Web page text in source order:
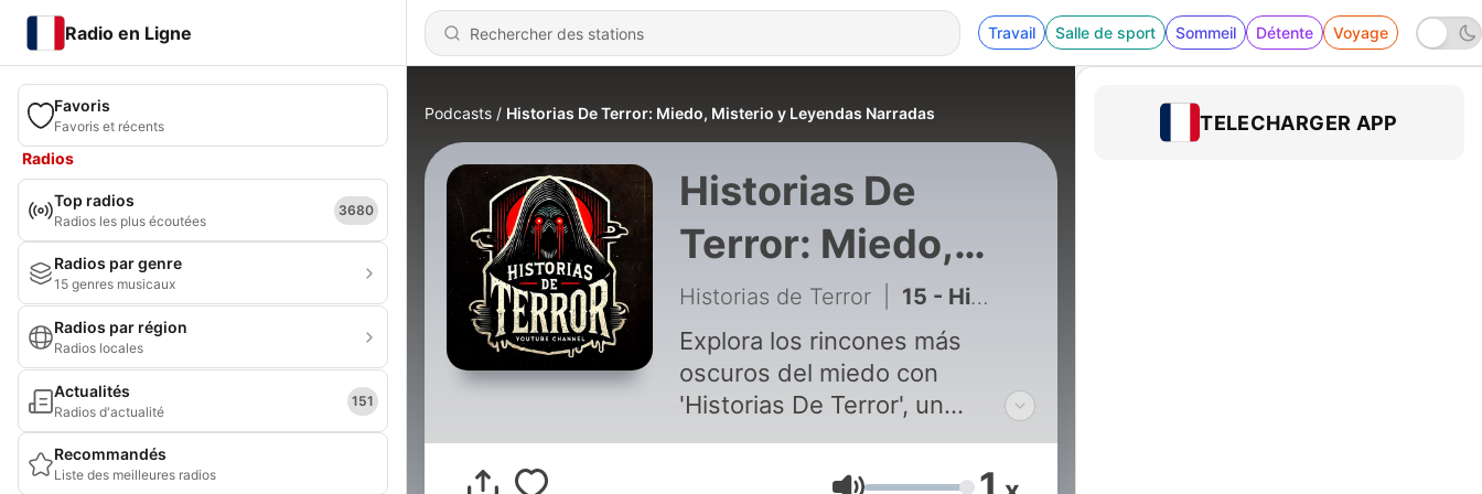
Radio en Ligne Travail Salle de sport Sommeil Détente Voyage
Favoris
Favoris et récents
Radios
Top radios
Radios les plus écoutées
3680
Radios par genre
15 genres musicaux
Radios par région
Radios locales
Actualités
Radios d'actualité
151
Recommandés
Liste des meilleures radios
Podcasts Historias De Terror: Miedo, Misterio y Leyendas Narradas
Historias De
Terror: Miedo,
Misterio y
Leyendas
Narradas
Historias de Terror 15 - Historias de terror #15 | Neural: Identidad perdida
Explora los rincones más
oscuros del miedo con
'Historias De Terror', un
programa dedicado a narrar
relatos de terror, misterio y
TELECHARGER APP